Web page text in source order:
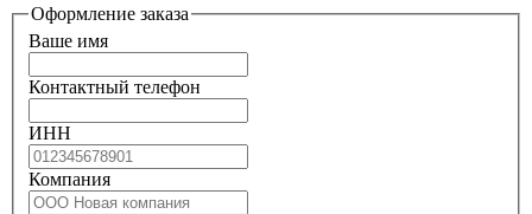
Оформление заказа
Ваше имя
Контактный телефон
ИНН
Компания